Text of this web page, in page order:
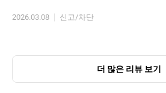
진 상태라 화운데이션이 수분+유분막으로
2026.03.08 신고/차단
더 많은 리뷰 보기